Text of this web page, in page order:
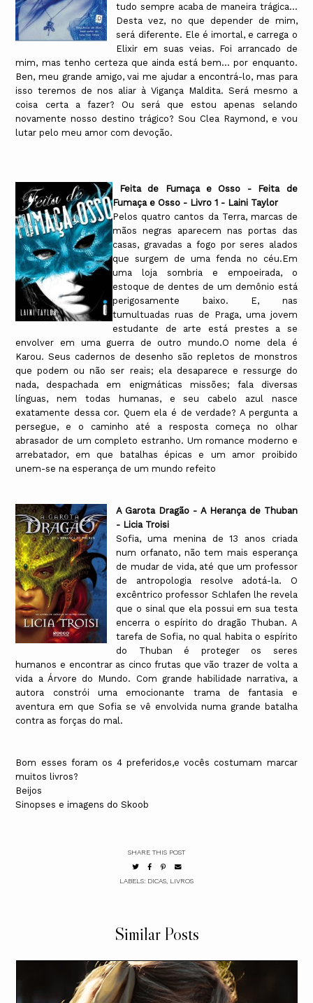
tudo sempre acaba de maneira trágica…
Desta vez, no que depender de mim,
será diferente. Ele é imortal, e carrega o
Elixir em suas veias. Foi arrancado de
mim, mas tenho certeza que ainda está bem… por enquanto.
Ben, meu grande amigo, vai me ajudar a encontrá-lo, mas para
isso teremos de nos aliar à Vigança Maldita. Será mesmo a
coisa certa a fazer? Ou será que estou apenas selando
novamente nosso destino trágico? Sou Clea Raymond, e vou
lutar pelo meu amor com devoção.
Feita de Fumaça e Osso - Feita de
Fumaça e Osso - Livro 1 - Laini Taylor
Pelos quatro cantos da Terra, marcas de
mãos negras aparecem nas portas das
casas, gravadas a fogo por seres alados
que surgem de uma fenda no céu.Em
uma loja sombria e empoeirada, o
estoque de dentes de um demônio está
perigosamente baixo. E, nas
tumultuadas ruas de Praga, uma jovem
estudante de arte está prestes a se
envolver em uma guerra de outro mundo.O nome dela é
Karou. Seus cadernos de desenho são repletos de monstros
que podem ou não ser reais; ela desaparece e ressurge do
nada, despachada em enigmáticas missões; fala diversas
línguas, nem todas humanas, e seu cabelo azul nasce
exatamente dessa cor. Quem ela é de verdade? A pergunta a
persegue, e o caminho até a resposta começa no olhar
abrasador de um completo estranho. Um romance moderno e
arrebatador, em que batalhas épicas e um amor proibido
unem-se na esperança de um mundo refeito
A Garota Dragão - A Herança de Thuban
- Licia Troisi
Sofia, uma menina de 13 anos criada
num orfanato, não tem mais esperança
de mudar de vida, até que um professor
de antropologia resolve adotá-la. O
excêntrico professor Schlafen lhe revela
que o sinal que ela possui em sua testa
encerra o espírito do dragão Thuban. A
tarefa de Sofia, no qual habita o espírito
do Thuban é proteger os seres
humanos e encontrar as cinco frutas que vão trazer de volta a
vida a Árvore do Mundo. Com grande habilidade narrativa, a
autora constrói uma emocionante trama de fantasia e
aventura em que Sofia se vê envolvida numa grande batalha
contra as forças do mal.
Bom esses foram os 4 preferidos,e vocês costumam marcar
muitos livros?
Beijos
Sinopses e imagens do Skoob
SHARE THIS POST
LABELS: DICAS LIVROS
Similar Posts